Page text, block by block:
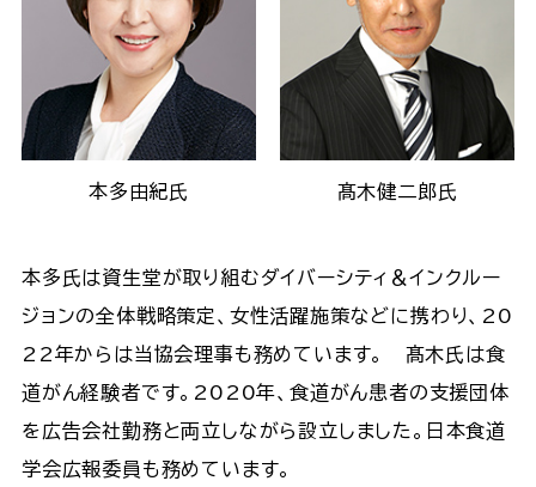
本多由紀氏 髙木健二郎氏
本多氏は資生堂が取り組むダイバーシティ＆インクルー
ジョンの全体戦略策定、女性活躍施策などに携わり、20
22年からは当協会理事も務めています。 髙木氏は食
道がん経験者です。2020年、食道がん患者の支援団体
を広告会社勤務と両立しながら設立しました。日本食道
学会広報委員も務めています。